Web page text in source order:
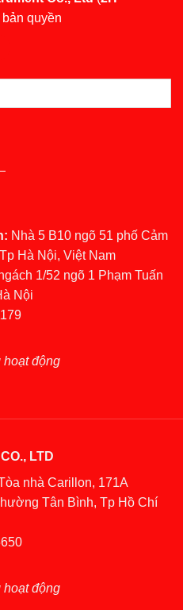
quyền
Nhà 5 B10 ngõ 51 phố Cảm
Hà Nội, Việt Nam
1/52 ngõ 1 Phạm Tuấn
Nội
động
LTD
nhà Carillon, 171A
Tân Bình, Tp Hồ Chí
động